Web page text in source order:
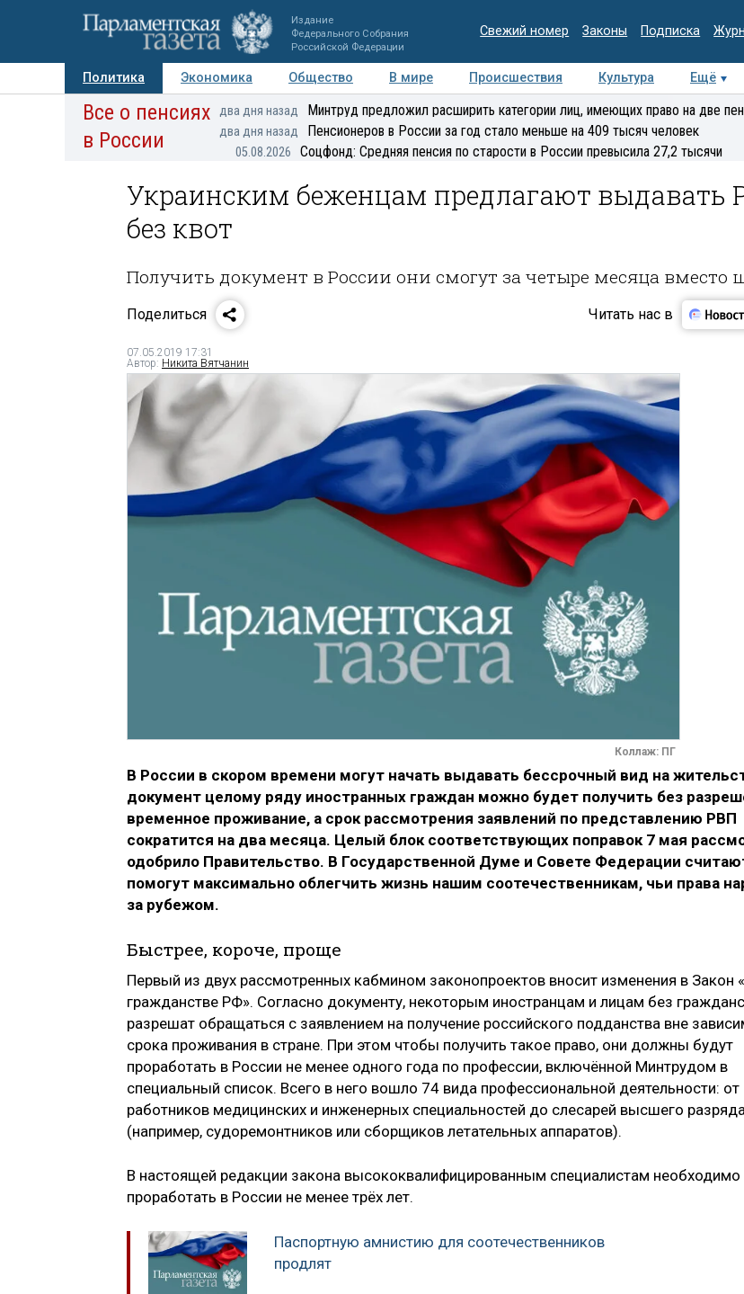
Издание
Федерального Собрания
Российской Федерации
Свежий номер Законы Подписка
Политика Экономика Общество В мире Происшествия Культура Ещё
Авторы Персоны Мнения Регионы Медиацентр Интервью Колумнисты
Все о пенсиях
в России
два дня назад Минтруд предложил расширить категории лиц, имеющих право на две
два дня назад Пенсионеров в России за год стало меньше на 409 тысяч человек
05.08.2026 Соцфонд: Средняя пенсия по старости в России превысила 27,2 тысячи
Украинским беженцам предлагают выдавать
без квот
Получить документ в России они смогут за четыре месяца вместо
Поделиться Читать нас в
07.05.2019 17:31
Автор: Никита Вятчанин
Коллаж: ПГ
В России в скором времени могут начать выдавать бессрочный вид на
документ целому ряду иностранных граждан можно будет получить без
временное проживание, а срок рассмотрения заявлений по представлению РВП
сократится на два месяца. Целый блок соответствующих поправок 7 мая
одобрило Правительство. В Государственной Думе и Совете Федерации
помогут максимально облегчить жизнь нашим соотечественникам, чьи права
за рубежом.
Быстрее, короче, проще
Первый из двух рассмотренных кабмином законопроектов вносит изменения в Закон
гражданстве РФ». Согласно документу, некоторым иностранцам и лицам без
разрешат обращаться с заявлением на получение российского подданства вне
срока проживания в стране. При этом чтобы получить такое право, они должны будут
проработать в России не менее одного года по профессии, включённой Минтрудом в
специальный список. Всего в него вошло 74 вида профессиональной деятельности: от
работников медицинских и инженерных специальностей до слесарей высшего разряда
(например, судоремонтников или сборщиков летательных аппаратов).
В настоящей редакции закона высококвалифицированным специалистам необходимо
проработать в России не менее трёх лет.
Паспортную амнистию для соотечественников
продлят